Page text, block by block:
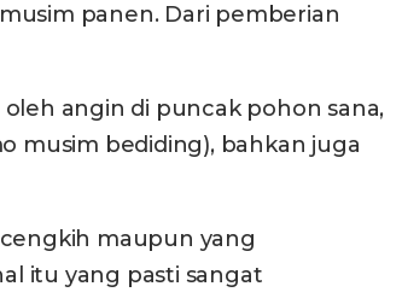
panen. Dari pemberian
angin di puncak pohon sana,
musim bediding), bahkan juga
maupun yang
itu yang pasti sangat